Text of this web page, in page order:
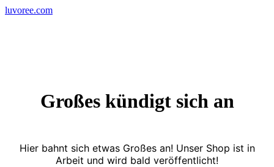
Skip
luvoree.com
Großes kündigt sich an
Hier bahnt sich etwas Großes an! Unser Shop ist in
Arbeit und wird bald veröffentlicht!